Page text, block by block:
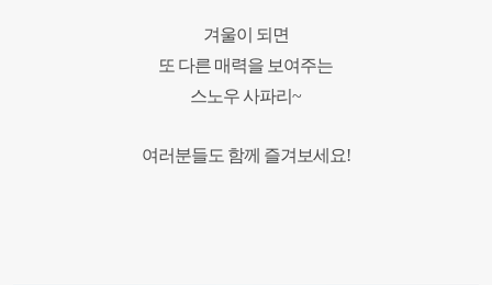
겨울이 되면
또 다른 매력을 보여주는
스노우 사파리~
여러분들도 함께 즐겨보세요!